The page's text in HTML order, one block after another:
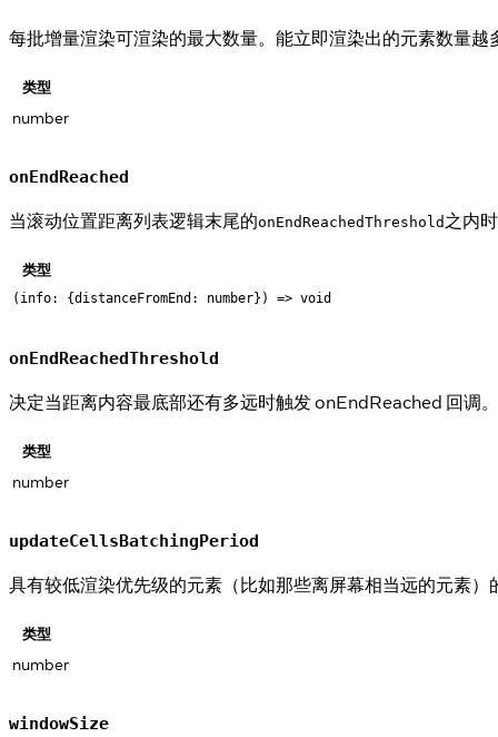
每批增量渲染可渲染的最大数量。能立即渲染出的元素数量
类型
number
onEndReached
当滚动位置距离列表逻辑末尾的onEndReachedThreshold 之内
类型
(info: {distanceFromEnd: number}) => void
onEndReachedThreshold
决定当距离内容最底部还有多远时触发 onEndReached 回调
类型
number
updateCellsBatchingPeriod
具有较低渲染优先级的元素（比如那些离屏幕相当远的元素
类型
number
windowSize